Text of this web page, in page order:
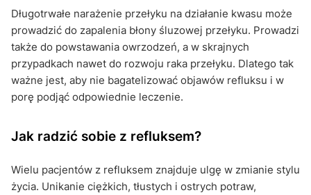
Długotrwałe narażenie przełyku na działanie kwasu może
prowadzić do zapalenia błony śluzowej przełyku. Prowadzi
także do powstawania owrzodzeń, a w skrajnych
przypadkach nawet do rozwoju raka przełyku. Dlatego tak
ważne jest, aby nie bagatelizować objawów refluksu i w
porę podjąć odpowiednie leczenie.
Jak radzić sobie z refluksem?
Wielu pacjentów z refluksem znajduje ulgę w zmianie stylu
życia. Unikanie ciężkich, tłustych i ostrych potraw,